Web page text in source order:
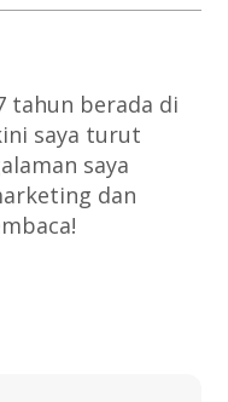
tahun berada di
saya turut
saya
dan